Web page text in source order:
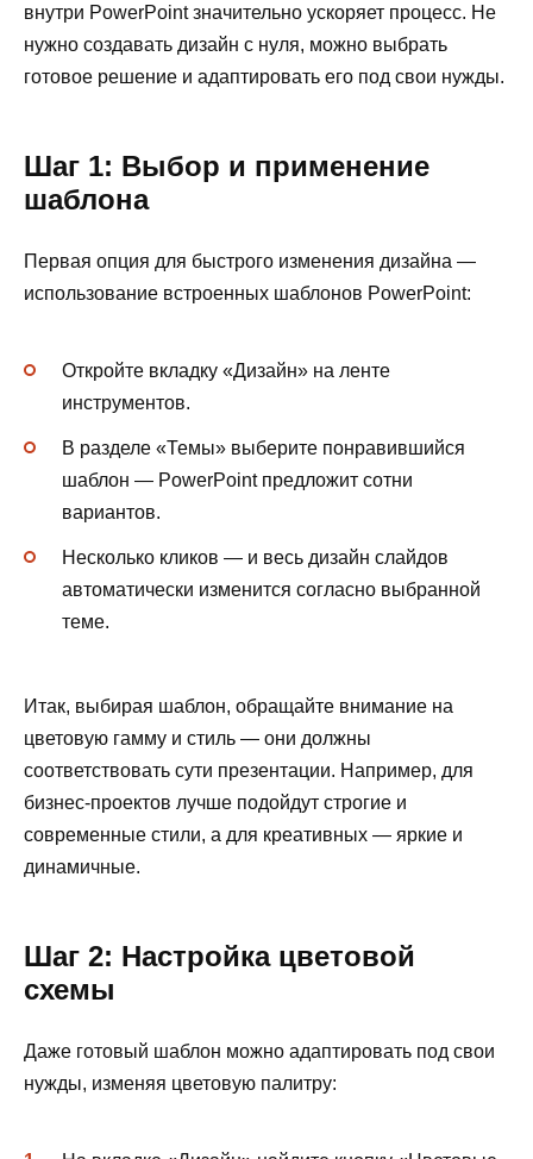
внутри PowerPoint значительно ускоряет процесс. Не
нужно создавать дизайн с нуля, можно выбрать
готовое решение и адаптировать его под свои нужды.
Шаг 1: Выбор и применение
шаблона
Первая опция для быстрого изменения дизайна —
использование встроенных шаблонов PowerPoint:
Откройте вкладку «Дизайн» на ленте
инструментов.
В разделе «Темы» выберите понравившийся
шаблон — PowerPoint предложит сотни
вариантов.
Несколько кликов — и весь дизайн слайдов
автоматически изменится согласно выбранной
теме.
Итак, выбирая шаблон, обращайте внимание на
цветовую гамму и стиль — они должны
соответствовать сути презентации. Например, для
бизнес-проектов лучше подойдут строгие и
современные стили, а для креативных — яркие и
динамичные.
Шаг 2: Настройка цветовой
схемы
Даже готовый шаблон можно адаптировать под свои
нужды, изменяя цветовую палитру: